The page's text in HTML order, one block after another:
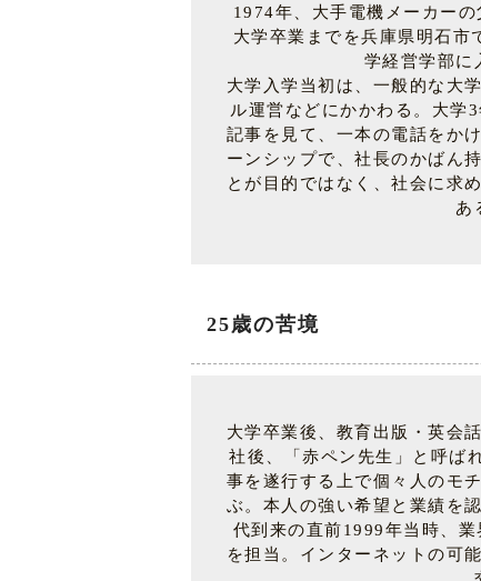
1974年、大手電機メーカー
大学卒業までを兵庫県明石市
学経営学部に
大学入学当初は、一般的な大
ル運営などにかかわる。大学
記事を見て、一本の電話をか
ーンシップで、社長のかばん
とが目的ではなく、社会に求
あ
25歳の苦境
大学卒業後、教育出版・英会
社後、「赤ペン先生」と呼ば
事を遂行する上で個々人のモ
ぶ。本人の強い希望と業績を
代到来の直前1999年当時、
を担当。インターネットの可